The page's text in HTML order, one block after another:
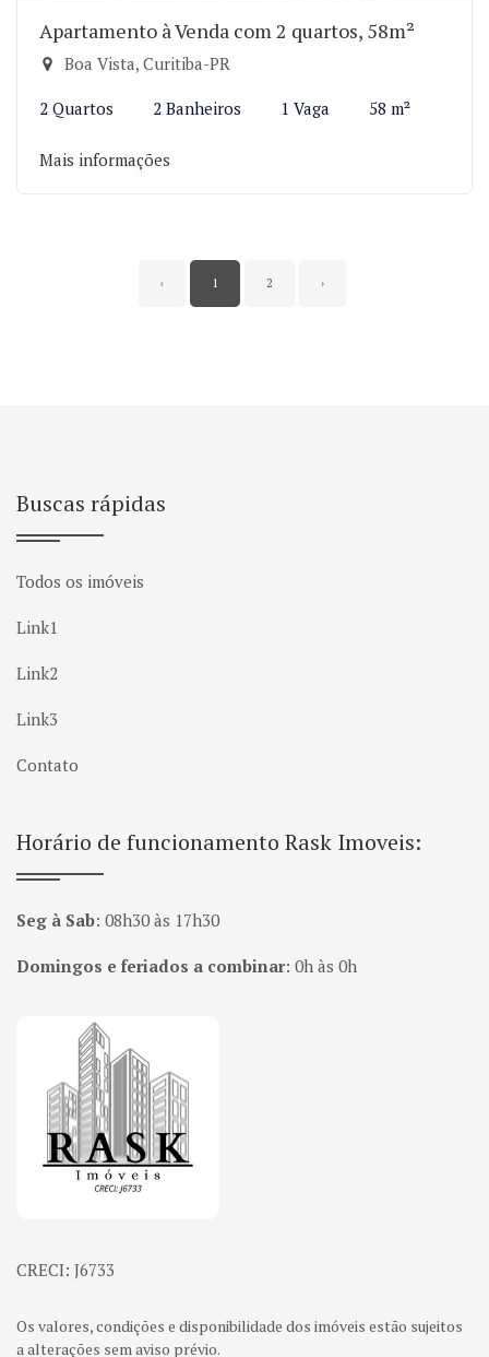
Apartamento à Venda com 2 quartos, 58m²
Boa Vista, Curitiba-PR
2 Quartos 2 Banheiros 1 Vaga 58 m²
Mais informações
‹ 1 2 ›
Buscas rápidas
Todos os imóveis
Link1
Link2
Link3
Contato
Horário de funcionamento Rask Imoveis:
Seg à Sab: 08h30 às 17h30
Domingos e feriados a combinar: 0h às 0h
Página inicial
CRECI: J6733
Os valores, condições e disponibilidade dos imóveis estão sujeitos
a alterações sem aviso prévio.